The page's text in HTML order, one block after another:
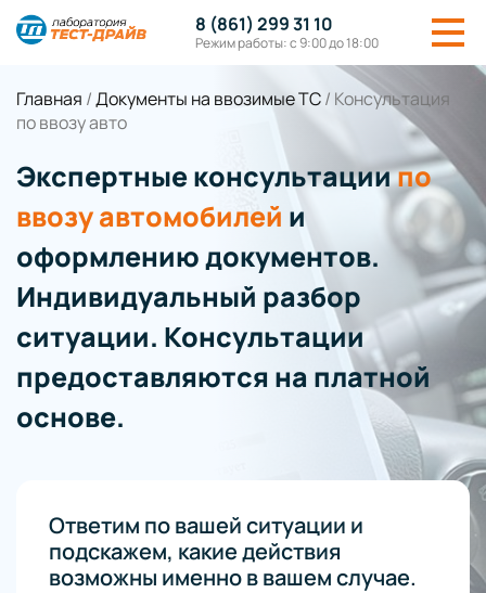
8 (861) 299 31 10
Режим работы: с 9:00 до 18:00
Главная /Документы на ввозимые ТС/ Консультация
по ввозу авто
Экспертные консультациипо
ввозу автомобилей и
оформлению документов.
Индивидуальный разбор
ситуации. Консультации
предоставляются на платной
основе.
Ответим по вашей ситуации и
подскажем, какие действия
возможны именно в вашем случае.